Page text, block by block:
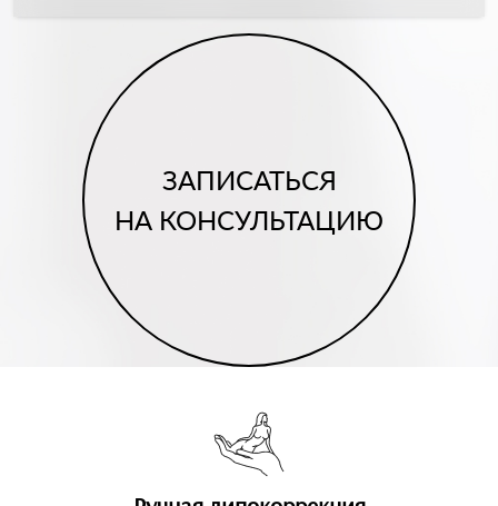
ЗАПИСАТЬСЯ
НА КОНСУЛЬТАЦИЮ